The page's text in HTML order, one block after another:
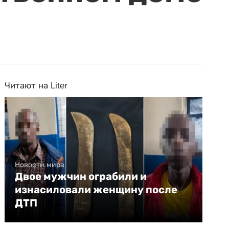
Читают на Liter
Новости мира
Двое мужчин ограбили и
изнасиловали женщину после
ДТП